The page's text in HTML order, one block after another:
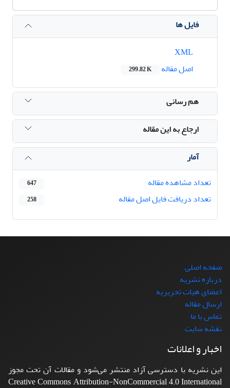
فایل ها
اصل مقاله
299.82 K
هم رسانی
ارجاع به این مقاله
آمار
تعداد مشاهده مقاله
647
تعداد دریافت فایل اصل مقاله 258
صفحه اصلی
درباره نشریه
اعضای هیات تحریریه
ارسال مقاله
تماس با ما
نقشه سایت
اخبار و اعلانات
این نشریه با دسترسی آزاد منتشر می‌شود و مقالات آن تحت مجوز
Creative Commons Attribution-NonCommercial 4.0 International